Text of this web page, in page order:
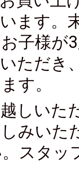
ます。
子様が
ただき
す。
しいた
みいた
スタッ